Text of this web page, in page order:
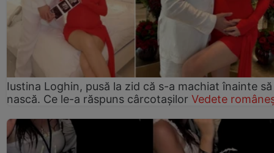
Iustina Loghin, pusă la zid că s-a machiat înainte să
nască. Ce le-a răspuns cârcotașilor Vedete